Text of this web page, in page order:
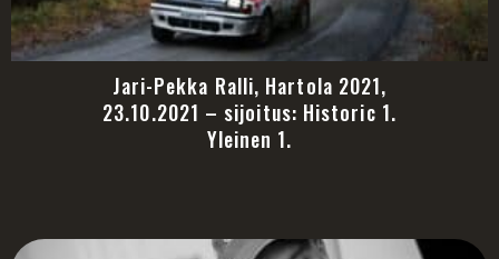
Jari-Pekka Ralli, Hartola 2021,
23.10.2021 – sijoitus: Historic 1.
Yleinen 1.